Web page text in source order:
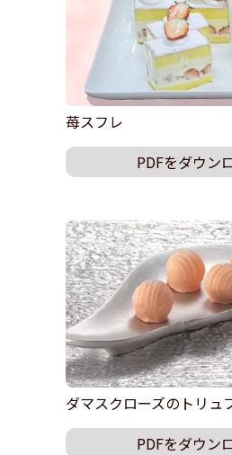
苺スフレ
PDFをダウン
ダマスクローズのトリュ
PDFをダウン